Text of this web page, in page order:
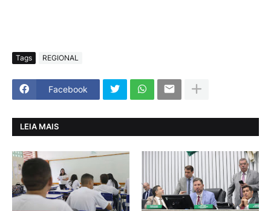
Tags REGIONAL
Facebook
LEIA MAIS